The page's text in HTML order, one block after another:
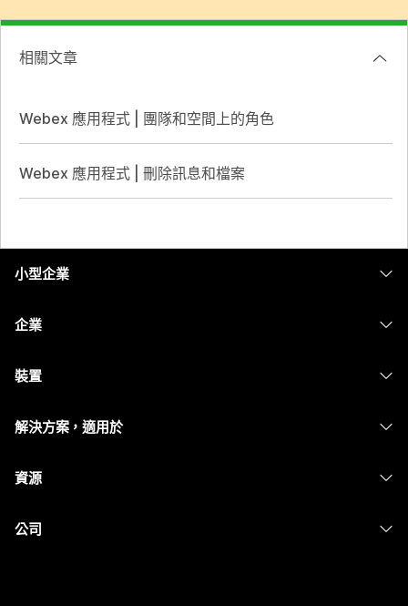
相關文章
Webex 應用程式 | 團隊和空間上的角色
Webex 應用程式 | 刪除訊息和檔案
小型企業
企業
裝置
解決方案，適用於
資源
公司